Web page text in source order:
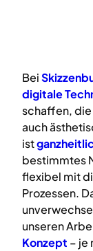
Bei
digitale
schaffen,
auch
ist
bestimmtes
flexibel mit
Prozessen.
unseren
Konzept – je